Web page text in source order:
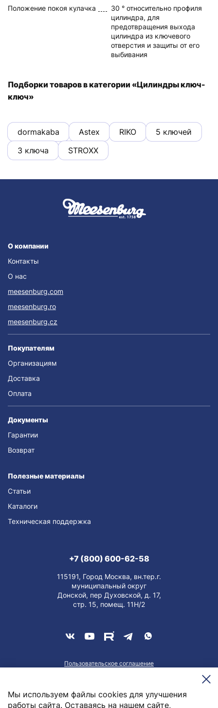
Положение покоя кулачка
30 ° относительно профиля
цилиндра, для
предотвращения выхода
цилиндра из ключевого
отверстия и защиты от его
выбивания
Подборки товаров в категории «Цилиндры ключ-
ключ»
dormakaba Astex RIKO
5 ключей
3 ключа
STROXX
Мы используем файлы cookies для улучшения
работы сайта. Оставаясь на нашем сайте,
О компании
Контакты
О нас
meesenburg.com
meesenburg.ro
meesenburg.cz
Покупателям
Организациям
Доставка
Оплата
Документы
Гарантии
Возврат
Полезные материалы
Статьи
Каталоги
Техническая поддержка
+7 (800) 600-62-58
115191, Город Москва, вн.тер.г.
муниципальный округ
Донской, пер Духовской, д. 17,
стр. 15, помещ. 11Н/2
Пользовательское соглашение
Meesenburg @2026